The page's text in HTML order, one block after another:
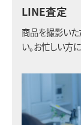
LINE査定
商品を撮影いた
い。お忙しい方